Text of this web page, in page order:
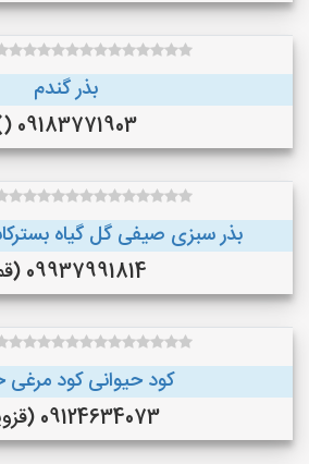
بذر گندم
09183771903 ()
بذر سبزی صیفی گل گیاه
09937991814 (قم)
کود حیوانی کود
09124634073 (قزوین)